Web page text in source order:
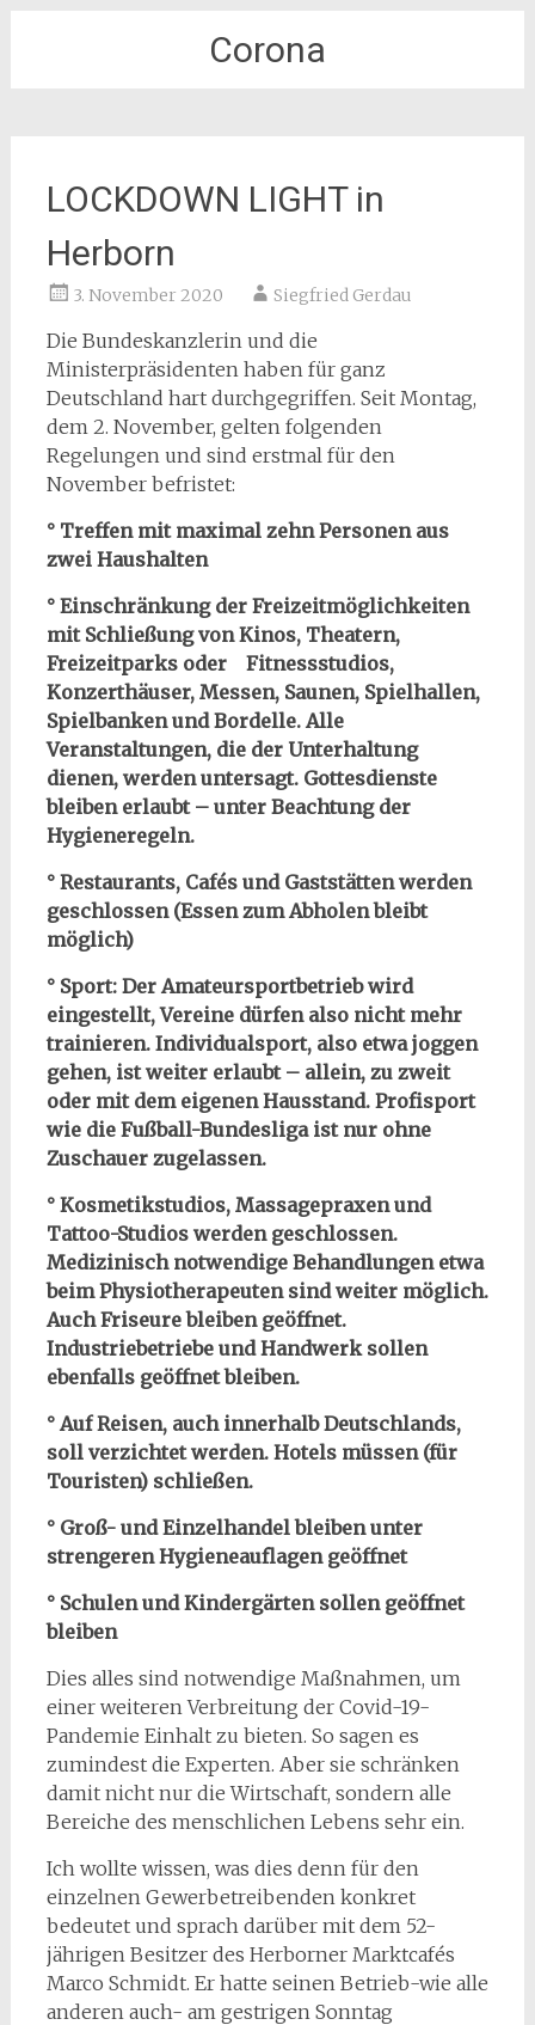
Corona
LOCKDOWN LIGHT in
Herborn
3. November 2020 Siegfried Gerdau
Die Bundeskanzlerin und die
Ministerpräsidenten haben für ganz
Deutschland hart durchgegriffen. Seit Montag,
dem 2. November, gelten folgenden
Regelungen und sind erstmal für den
November befristet:
° Treffen mit maximal zehn Personen aus
zwei Haushalten
° Einschränkung der Freizeitmöglichkeiten
mit Schließung von Kinos, Theatern,
Freizeitparks oder Fitnessstudios,
Konzerthäuser, Messen, Saunen, Spielhallen,
Spielbanken und Bordelle. Alle
Veranstaltungen, die der Unterhaltung
dienen, werden untersagt. Gottesdienste
bleiben erlaubt – unter Beachtung der
Hygieneregeln.
° Restaurants, Cafés und Gaststätten werden
geschlossen (Essen zum Abholen bleibt
möglich)
° Sport: Der Amateursportbetrieb wird
eingestellt, Vereine dürfen also nicht mehr
trainieren. Individualsport, also etwa joggen
gehen, ist weiter erlaubt – allein, zu zweit
oder mit dem eigenen Hausstand. Profisport
wie die Fußball-Bundesliga ist nur ohne
Zuschauer zugelassen.
° Kosmetikstudios, Massagepraxen und
Tattoo-Studios werden geschlossen.
Medizinisch notwendige Behandlungen etwa
beim Physiotherapeuten sind weiter möglich.
Auch Friseure bleiben geöffnet.
Industriebetriebe und Handwerk sollen
ebenfalls geöffnet bleiben.
° Auf Reisen, auch innerhalb Deutschlands,
soll verzichtet werden. Hotels müssen (für
Touristen) schließen.
° Groß- und Einzelhandel bleiben unter
strengeren Hygieneauflagen geöffnet
° Schulen und Kindergärten sollen geöffnet
bleiben
Dies alles sind notwendige Maßnahmen, um
einer weiteren Verbreitung der Covid-19-
Pandemie Einhalt zu bieten. So sagen es
zumindest die Experten. Aber sie schränken
damit nicht nur die Wirtschaft, sondern alle
Bereiche des menschlichen Lebens sehr ein.
Ich wollte wissen, was dies denn für den
einzelnen Gewerbetreibenden konkret
bedeutet und sprach darüber mit dem 52-
jährigen Besitzer des Herborner Marktcafés
Marco Schmidt. Er hatte seinen Betrieb-wie alle
anderen auch- am gestrigen Sonntag